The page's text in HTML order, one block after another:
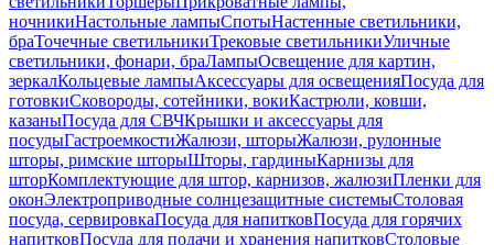
ночникиНастольные лампыСпотыНастенные светильники,
браТочечные светильникиТрековые светильникиУличные
светильники, фонари, браЛампыОсвещение для картин,
зеркалКольцевые лампыАксессуары для освещенияПосуда для
готовкиСковороды, сотейники, вокиКастрюли, ковши,
казаныПосуда для СВЧКрышки и аксессуары для
посудыГастроемкостиЖалюзи, шторыЖалюзи, рулонные
шторы, римские шторыШторы, гардиныКарнизы для
шторКомплектующие для штор, карнизов, жалюзиПленки для
оконЭлектроприводные солнцезащитные системыСтоловая
посуда, сервировкаПосуда для напитковПосуда для горячих
напитковПосуда для подачи и хранения напитковСтоловые